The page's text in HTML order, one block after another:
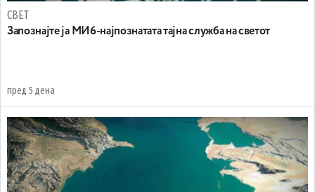
СВЕТ
Запознајте ја МИ6-најпознатата тајна служба на светот
пред 5 дена